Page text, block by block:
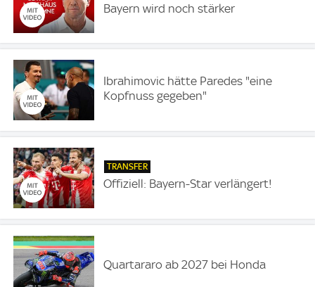
Bayern wird noch stärker
Ibrahimovic hätte Paredes "eine
Kopfnuss gegeben"
TRANSFER
Offiziell: Bayern-Star verlängert!
Quartararo ab 2027 bei Honda